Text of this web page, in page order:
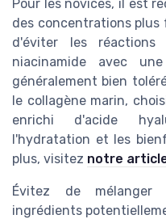
Pour les novices, il est
des concentrations plus
d'éviter les réactions
niacinamide avec
généralement bien
le collagène marin,
enrichi d'acide
l'hydratation et les
plus, visitez notre
Évitez de
ingrédients